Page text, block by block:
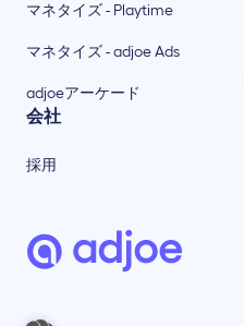
マネタイズ - Playtime
マネタイズ - adjoe Ads
adjoeアーケード
会社
採用